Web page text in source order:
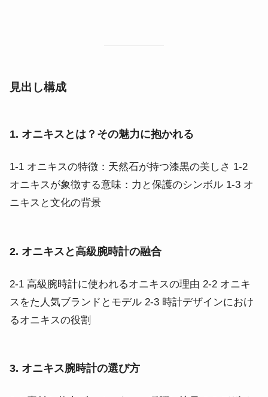
見出し構成
1. オニキスとは？その魅力に抱かれる
1-1 オニキスの特徴：天然石が持つ漆黒の美しさ 1-2
オニキスが象徴する意味：力と保護のシンボル 1-3 オ
ニキスと文化の背景
2. オニキスと高級腕時計の融合
2-1 高級腕時計に使われるオニキスの理由 2-2 オニキ
スをた人気ブランドとモデル 2-3 時計デザインにおけ
るオニキスの役割
3. オニキス腕時計の選び方